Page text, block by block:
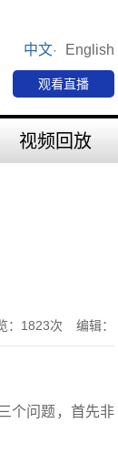
中文· English
观看直播
视频回放
编辑：
：1823次
个问题，首先非